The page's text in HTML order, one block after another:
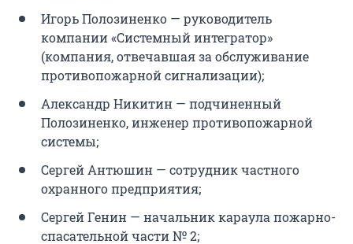
Игорь Полозиненко — руководитель
компании «Системный интегратор»
(компания, отвечавшая за обслуживание
противопожарной сигнализации);
Александр Никитин — подчиненный
Полозиненко, инженер противопожарной
системы;
Сергей Антюшин — сотрудник частного
охранного предприятия;
Сергей Генин — начальник караула пожарно-
спасательной части № 2;